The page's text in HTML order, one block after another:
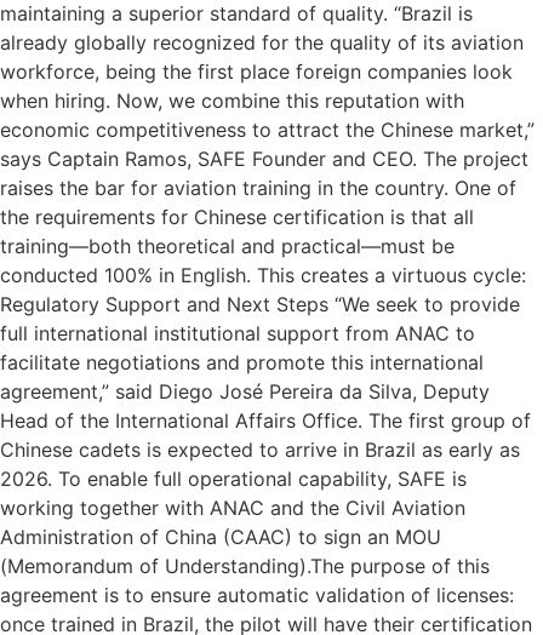
maintaining a superior standard of quality. “Brazil is
already globally recognized for the quality of its aviation
workforce, being the first place foreign companies look
when hiring. Now, we combine this reputation with
economic competitiveness to attract the Chinese market,”
says Captain Ramos, SAFE Founder and CEO. The project
raises the bar for aviation training in the country. One of
the requirements for Chinese certification is that all
training—both theoretical and practical—must be
conducted 100% in English. This creates a virtuous cycle:
Regulatory Support and Next Steps “We seek to provide
full international institutional support from ANAC to
facilitate negotiations and promote this international
agreement,” said Diego José Pereira da Silva, Deputy
Head of the International Affairs Office. The first group of
Chinese cadets is expected to arrive in Brazil as early as
2026. To enable full operational capability, SAFE is
working together with ANAC and the Civil Aviation
Administration of China (CAAC) to sign an MOU
(Memorandum of Understanding).The purpose of this
agreement is to ensure automatic validation of licenses:
once trained in Brazil, the pilot will have their certification